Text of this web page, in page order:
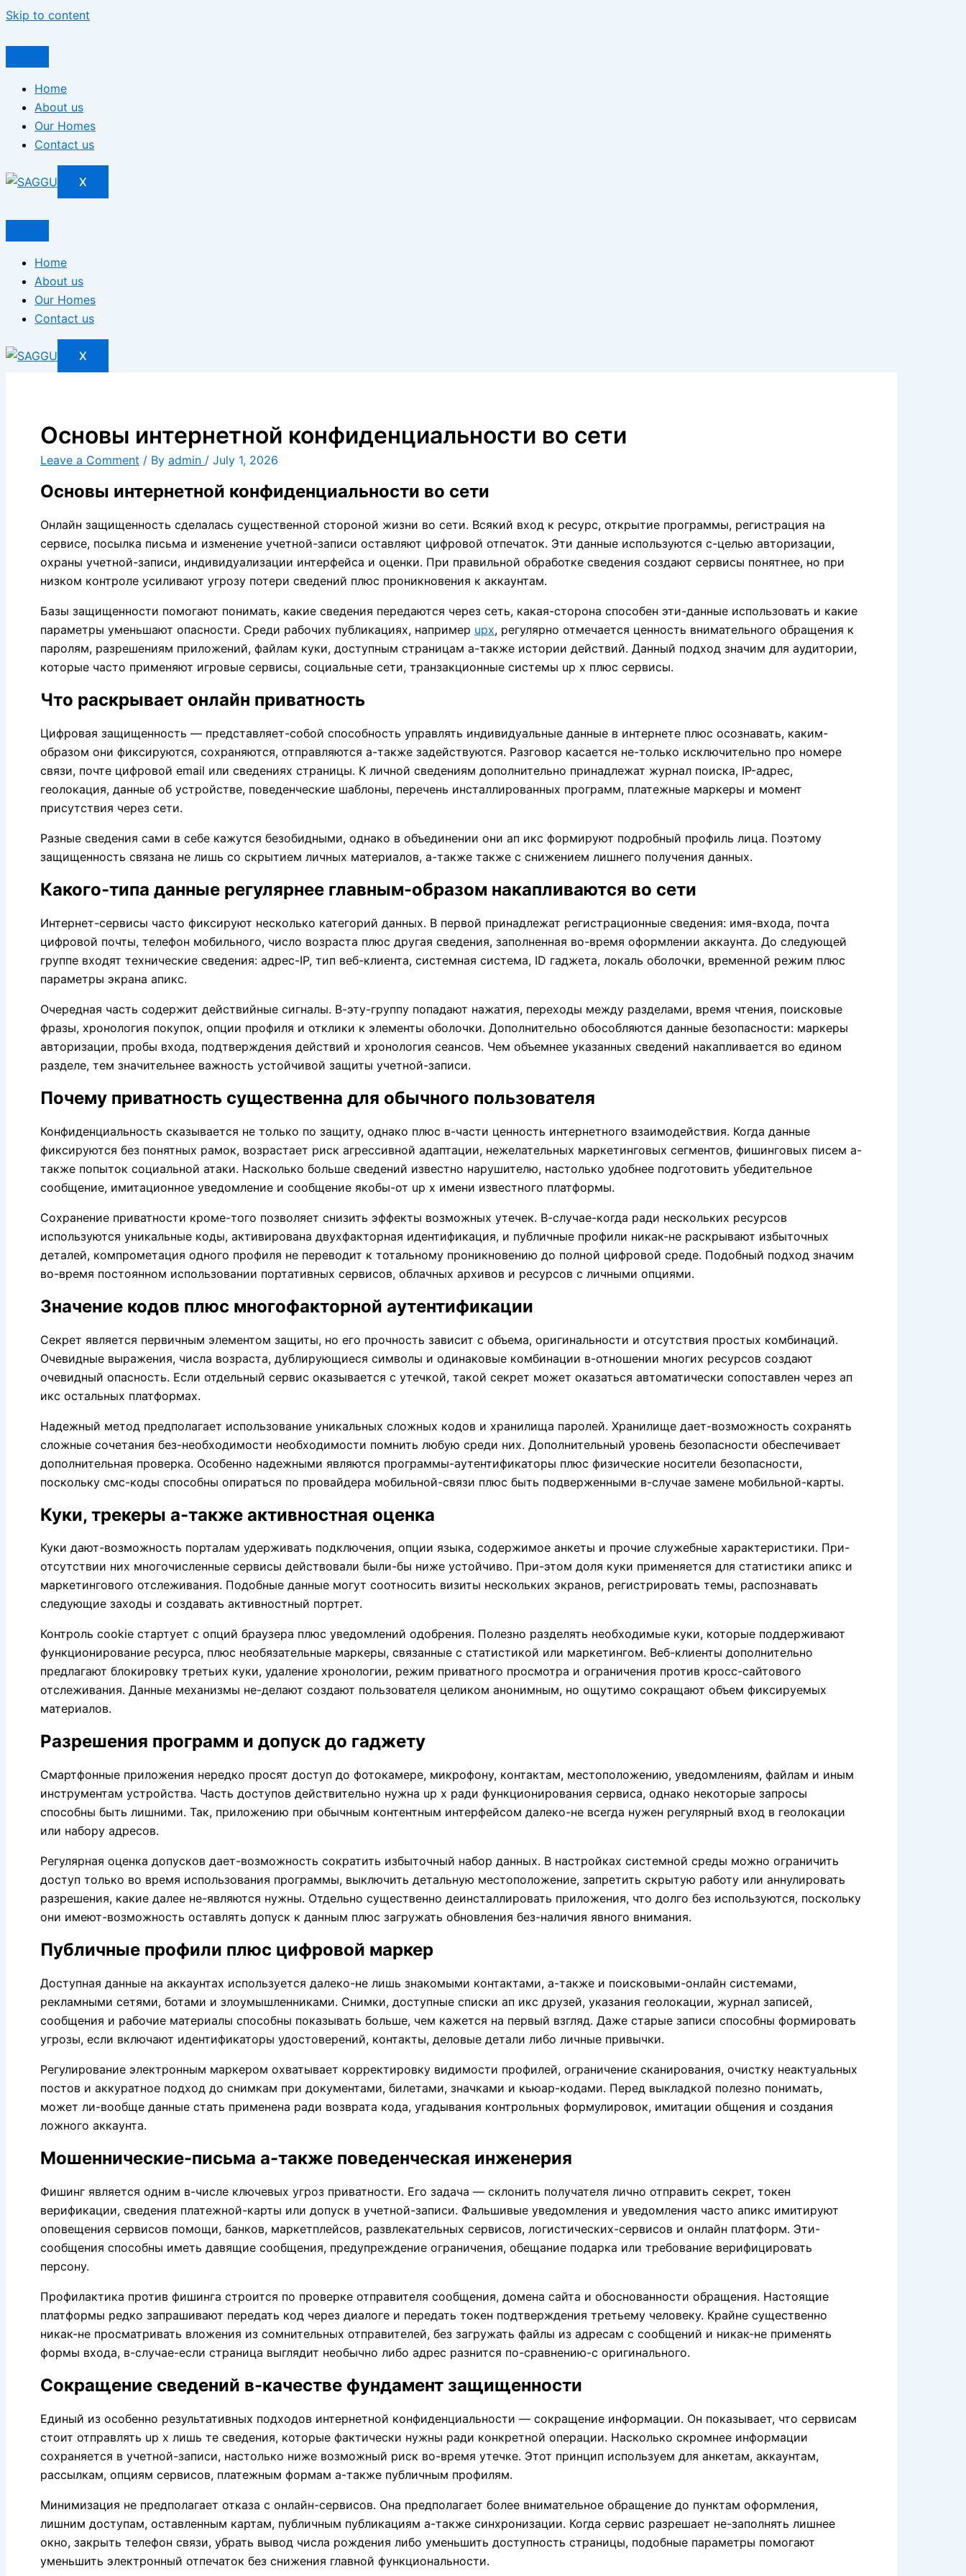
Skip to content
Home
About us
Our Homes
Contact us
X
Home
About us
Our Homes
Contact us
X
Основы интернетной конфиденциальности во сети
Leave a Comment / By admin / July 1, 2026
Основы интернетной конфиденциальности во сети
Онлайн защищенность сделалась существенной стороной жизни во сети. Всякий вход к ресурс, открытие программы, регистрация на
сервисе, посылка письма и изменение учетной-записи оставляют цифровой отпечаток. Эти данные используются с-целью авторизации,
охраны учетной-записи, индивидуализации интерфейса и оценки. При правильной обработке сведения создают сервисы понятнее, но при
низком контроле усиливают угрозу потери сведений плюс проникновения к аккаунтам.
Базы защищенности помогают понимать, какие сведения передаются через сеть, какая-сторона способен эти-данные использовать и какие
параметры уменьшают опасности. Среди рабочих публикациях, например upx, регулярно отмечается ценность внимательного обращения к
паролям, разрешениям приложений, файлам куки, доступным страницам а-также истории действий. Данный подход значим для аудитории,
которые часто применяют игровые сервисы, социальные сети, транзакционные системы up x плюс сервисы.
Что раскрывает онлайн приватность
Цифровая защищенность — представляет-собой способность управлять индивидуальные данные в интернете плюс осознавать, каким-
образом они фиксируются, сохраняются, отправляются а-также задействуются. Разговор касается не-только исключительно про номере
связи, почте цифровой email или сведениях страницы. К личной сведениям дополнительно принадлежат журнал поиска, IP-адрес,
геолокация, данные об устройстве, поведенческие шаблоны, перечень инсталлированных программ, платежные маркеры и момент
присутствия через сети.
Разные сведения сами в себе кажутся безобидными, однако в объединении они ап икс формируют подробный профиль лица. Поэтому
защищенность связана не лишь со скрытием личных материалов, а-также также с снижением лишнего получения данных.
Какого-типа данные регулярнее главным-образом накапливаются во сети
Интернет-сервисы часто фиксируют несколько категорий данных. В первой принадлежат регистрационные сведения: имя-входа, почта
цифровой почты, телефон мобильного, число возраста плюс другая сведения, заполненная во-время оформлении аккаунта. До следующей
группе входят технические сведения: адрес-IP, тип веб-клиента, системная система, ID гаджета, локаль оболочки, временной режим плюс
параметры экрана апикс.
Очередная часть содержит действийные сигналы. В-эту-группу попадают нажатия, переходы между разделами, время чтения, поисковые
фразы, хронология покупок, опции профиля и отклики к элементы оболочки. Дополнительно обособляются данные безопасности: маркеры
авторизации, пробы входа, подтверждения действий и хронология сеансов. Чем объемнее указанных сведений накапливается во едином
разделе, тем значительнее важность устойчивой защиты учетной-записи.
Почему приватность существенна для обычного пользователя
Конфиденциальность сказывается не только по защиту, однако плюс в-части ценность интернетного взаимодействия. Когда данные
фиксируются без понятных рамок, возрастает риск агрессивной адаптации, нежелательных маркетинговых сегментов, фишинговых писем а-
также попыток социальной атаки. Насколько больше сведений известно нарушителю, настолько удобнее подготовить убедительное
сообщение, имитационное уведомление и сообщение якобы-от up x имени известного платформы.
Сохранение приватности кроме-того позволяет снизить эффекты возможных утечек. В-случае-когда ради нескольких ресурсов
используются уникальные коды, активирована двухфакторная идентификация, и публичные профили никак-не раскрывают избыточных
деталей, компрометация одного профиля не переводит к тотальному проникновению до полной цифровой среде. Подобный подход значим
во-время постоянном использовании портативных сервисов, облачных архивов и ресурсов с личными опциями.
Значение кодов плюс многофакторной аутентификации
Секрет является первичным элементом защиты, но его прочность зависит с объема, оригинальности и отсутствия простых комбинаций.
Очевидные выражения, числа возраста, дублирующиеся символы и одинаковые комбинации в-отношении многих ресурсов создают
очевидный опасность. Если отдельный сервис оказывается с утечкой, такой секрет может оказаться автоматически сопоставлен через ап
икс остальных платформах.
Надежный метод предполагает использование уникальных сложных кодов и хранилища паролей. Хранилище дает-возможность сохранять
сложные сочетания без-необходимости необходимости помнить любую среди них. Дополнительный уровень безопасности обеспечивает
дополнительная проверка. Особенно надежными являются программы-аутентификаторы плюс физические носители безопасности,
поскольку смс-коды способны опираться по провайдера мобильной-связи плюс быть подверженными в-случае замене мобильной-карты.
Куки, трекеры а-также активностная оценка
Куки дают-возможность порталам удерживать подключения, опции языка, содержимое анкеты и прочие служебные характеристики. При-
отсутствии них многочисленные сервисы действовали были-бы ниже устойчиво. При-этом доля куки применяется для статистики апикс и
маркетингового отслеживания. Подобные данные могут соотносить визиты нескольких экранов, регистрировать темы, распознавать
следующие заходы и создавать активностный портрет.
Контроль cookie стартует с опций браузера плюс уведомлений одобрения. Полезно разделять необходимые куки, которые поддерживают
функционирование ресурса, плюс необязательные маркеры, связанные с статистикой или маркетингом. Веб-клиенты дополнительно
предлагают блокировку третьих куки, удаление хронологии, режим приватного просмотра и ограничения против кросс-сайтового
отслеживания. Данные механизмы не-делают создают пользователя целиком анонимным, но ощутимо сокращают объем фиксируемых
материалов.
Разрешения программ и допуск до гаджету
Смартфонные приложения нередко просят доступ до фотокамере, микрофону, контактам, местоположению, уведомлениям, файлам и иным
инструментам устройства. Часть доступов действительно нужна up x ради функционирования сервиса, однако некоторые запросы
способны быть лишними. Так, приложению при обычным контентным интерфейсом далеко-не всегда нужен регулярный вход в геолокации
или набору адресов.
Регулярная оценка допусков дает-возможность сократить избыточный набор данных. В настройках системной среды можно ограничить
доступ только во время использования программы, выключить детальную местоположение, запретить скрытую работу или аннулировать
разрешения, какие далее не-являются нужны. Отдельно существенно деинсталлировать приложения, что долго без используются, поскольку
они имеют-возможность оставлять допуск к данным плюс загружать обновления без-наличия явного внимания.
Публичные профили плюс цифровой маркер
Доступная данные на аккаунтах используется далеко-не лишь знакомыми контактами, а-также и поисковыми-онлайн системами,
рекламными сетями, ботами и злоумышленниками. Снимки, доступные списки ап икс друзей, указания геолокации, журнал записей,
сообщения и рабочие материалы способны показывать больше, чем кажется на первый взгляд. Даже старые записи способны формировать
угрозы, если включают идентификаторы удостоверений, контакты, деловые детали либо личные привычки.
Регулирование электронным маркером охватывает корректировку видимости профилей, ограничение сканирования, очистку неактуальных
постов и аккуратное подход до снимкам при документами, билетами, значками и кьюар-кодами. Перед выкладкой полезно понимать,
может ли-вообще данные стать применена ради возврата кода, угадывания контрольных формулировок, имитации общения и создания
ложного аккаунта.
Мошеннические-письма а-также поведенческая инженерия
Фишинг является одним в-числе ключевых угроз приватности. Его задача — склонить получателя лично отправить секрет, токен
верификации, сведения платежной-карты или допуск в учетной-записи. Фальшивые уведомления и уведомления часто апикс имитируют
оповещения сервисов помощи, банков, маркетплейсов, развлекательных сервисов, логистических-сервисов и онлайн платформ. Эти-
сообщения способны иметь давящие сообщения, предупреждение ограничения, обещание подарка или требование верифицировать
персону.
Профилактика против фишинга строится по проверке отправителя сообщения, домена сайта и обоснованности обращения. Настоящие
платформы редко запрашивают передать код через диалоге и передать токен подтверждения третьему человеку. Крайне существенно
никак-не просматривать вложения из сомнительных отправителей, без загружать файлы из адресам с сообщений и никак-не применять
формы входа, в-случае-если страница выглядит необычно либо адрес разнится по-сравнению-с оригинального.
Сокращение сведений в-качестве фундамент защищенности
Единый из особенно результативных подходов интернетной конфиденциальности — сокращение информации. Он показывает, что сервисам
стоит отправлять up x лишь те сведения, которые фактически нужны ради конкретной операции. Насколько скромнее информации
сохраняется в учетной-записи, настолько ниже возможный риск во-время утечке. Этот принцип используем для анкетам, аккаунтам,
рассылкам, опциям сервисов, платежным формам а-также публичным профилям.
Минимизация не предполагает отказа с онлайн-сервисов. Она предполагает более внимательное обращение до пунктам оформления,
лишним доступам, оставленным картам, публичным публикациям а-также синхронизации. Когда сервис разрешает не-заполнять лишнее
окно, закрыть телефон связи, убрать вывод числа рождения либо уменьшить доступность страницы, подобные параметры помогают
уменьшить электронный отпечаток без снижения главной функциональности.